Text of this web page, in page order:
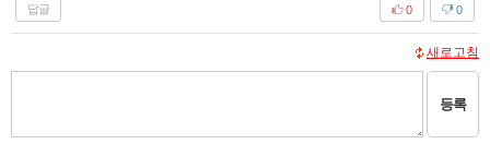
답글 0
0
새로고침
등록